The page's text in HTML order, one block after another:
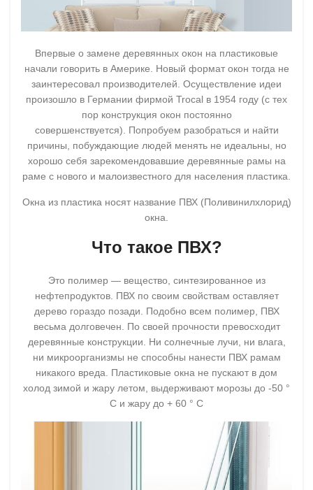
Впервые о замене деревянных окон на пластиковые
начали говорить в Америке. Новый формат окон тогда не
заинтересовал производителей. Осуществление идеи
произошло в Германии фирмой Trocal в 1954 году (с тех
пор конструкция окон постоянно
совершенствуется). Попробуем разобраться и найти
причины, побуждающие людей менять не идеальны, но
хорошо себя зарекомендовавшие деревянные рамы на
раме с нового и малоизвестного для населения пластика.
Окна из пластика носят название ПВХ (Поливинилхлорид)
окна.
Что такое ПВХ?
Это полимер — вещество, синтезированное из
нефтепродуктов. ПВХ по своим свойствам оставляет
дерево гораздо позади. Подобно всем полимер, ПВХ
весьма долговечен. По своей прочности превосходит
деревянные конструкции. Ни солнечные лучи, ни влага,
ни микроорганизмы не способны нанести ПВХ рамам
никакого вреда. Пластиковые окна не пускают в дом
холод зимой и жару летом, выдерживают морозы до -50 °
С и жару до + 60 ° С